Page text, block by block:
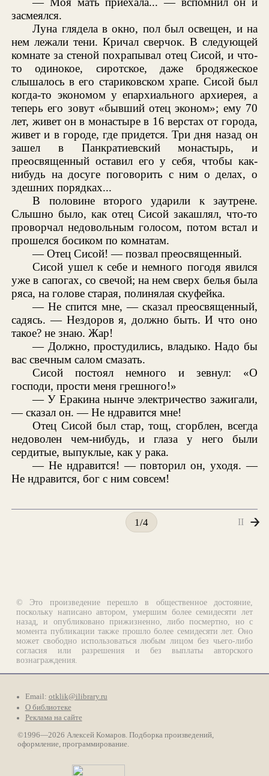
засмеялся.
Луна глядела в окно, пол был освещен, и на
нем лежали тени. Кричал сверчок. В следующей
комнате за стеной похрапывал отец Сисой, и что-
то одинокое, сиротское, даже бродяжеское
слышалось в его стариковском храпе. Сисой был
когда-то экономом у епархиального архиерея, а
теперь его зовут «бывший отец эконом»; ему 70
лет, живет он в монастыре в 16 верстах от города,
живет и в городе, где придется. Три дня назад он
зашел в Панкратиевский монастырь, и
преосвященный оставил его у себя, чтобы как-
нибудь на досуге поговорить с ним о делах, о
здешних порядках...
В половине второго ударили к заутрене.
Слышно было, как отец Сисой закашлял, что-то
проворчал недовольным голосом, потом встал и
прошелся босиком по комнатам.
— Отец Сисой! — позвал преосвященный.
Сисой ушел к себе и немного погодя явился
уже в сапогах, со свечой; на нем сверх белья была
ряса, на голове старая, полинялая скуфейка.
— Не спится мне, — сказал преосвященный,
садясь. — Нездоров я, должно быть. И что оно
такое? не знаю. Жар!
— Должно, простудились, владыко. Надо бы
вас свечным салом смазать.
Сисой постоял немного и зевнул: «О
господи, прости меня грешного!»
— У Еракина нынче электричество зажигали,
— сказал он. — Не ндравится мне!
Отец Сисой был стар, тощ, сгорблен, всегда
недоволен чем-нибудь, и глаза у него были
сердитые, выпуклые, как у рака.
— Не ндравится! — повторил он, уходя. —
Не ндравится, бог с ним совсем!
1/4 II
© Это произведение перешло в общественное достояние,
поскольку написано автором, умершим более семидесяти лет
назад, и опубликовано прижизненно, либо посмертно, но с
момента публикации также прошло более семидесяти лет. Оно
может свободно использоваться любым лицом без чьего-либо
согласия или разрешения и без выплаты авторского
вознаграждения.
Email: otklik@ilibrary.ru
О библиотеке
Реклама на сайте
©1996—2026 Алексей Комаров. Подборка произведений,
оформление, программирование.